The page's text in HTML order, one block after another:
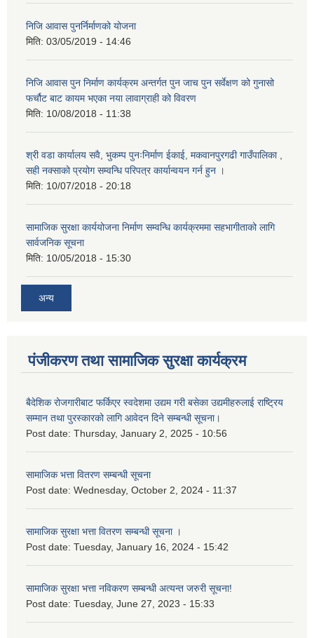
निजि आवास पुनर्निर्माणको योजना
मिति: 03/05/2019 - 14:46
निजि आवास पुन निर्माण कार्यक्रम अन्तर्गत पुन जाच पुन सर्वेक्षण को गुनासो
फर्चौट बाट कायम भएका नया लावाग्राही को विवरण
मिति: 10/08/2018 - 11:38
श्री वडा कार्यालय सवै, भुकम्प पुनःनिर्माण ईकाई, मकवानपुरगढी गाउँपालिका ,
सही नक्साको प्रयोग सम्वन्धि परिपत्र कार्यान्वयन गर्न हुन ।
मिति: 10/07/2018 - 20:18
सामाजिक सुरक्षा कार्ययोजना निर्माण सम्वन्धि कार्यक्रममा सहभागीताको लागि
सार्वजनिक सूचना
मिति: 10/05/2018 - 15:30
अन्य
पंजीकरण तथा सामाजिक सुरक्षा कार्यक्रम
बैदेशिक रोजगारीबाट फर्किएर स्वदेशमा उद्यम गरी बसेका उद्यमीहरुलाई राष्‍ट्रिय
सम्मान तथा पुरस्कारको लागि आवेदन दिने सम्बन्धी सूचना।
Post date: Thursday, January 2, 2025 - 10:56
सामाजिक भत्ता वितरण सम्बन्धी सूचना
Post date: Wednesday, October 2, 2024 - 11:37
सामाजिक सुरक्षा भत्ता वितरण सम्बन्धी सूचना ।
Post date: Tuesday, January 16, 2024 - 15:42
सामाजिक सुरक्षा भत्ता नविकरण सम्बन्धी अत्यन्त जरुरी सूचना!
Post date: Tuesday, June 27, 2023 - 15:33